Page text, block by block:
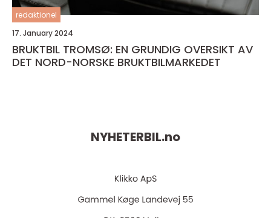
redaktionel
17. January 2024
BRUKTBIL TROMSØ: EN GRUNDIG OVERSIKT AV
DET NORD-NORSKE BRUKTBILMARKEDET
NYHETERBIL.no